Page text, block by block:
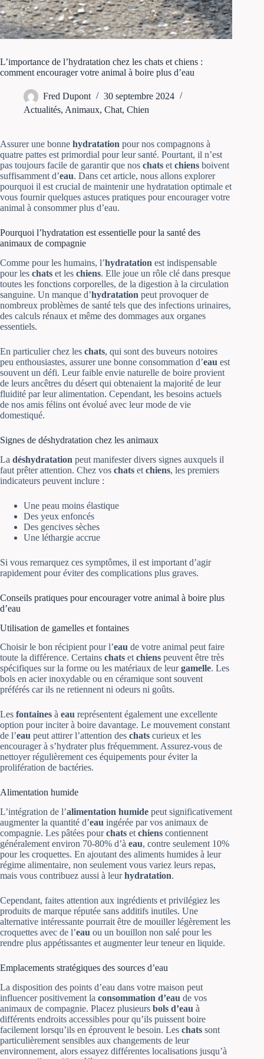
L’importance de l’hydratation chez les chats et chiens :
comment encourager votre animal à boire plus d’eau
Fred Dupont
30 septembre 2024
Actualités, Animaux, Chat, Chien
Assurer une bonne hydratation pour nos compagnons à
quatre pattes est primordial pour leur santé. Pourtant, il n’est
pas toujours facile de garantir que nos chats et chiens boivent
suffisamment d’eau. Dans cet article, nous allons explorer
pourquoi il est crucial de maintenir une hydratation optimale et
vous fournir quelques astuces pratiques pour encourager votre
animal à consommer plus d’eau.
Pourquoi l’hydratation est essentielle pour la santé des
animaux de compagnie
Comme pour les humains, l’hydratation est indispensable
pour les chats et les chiens. Elle joue un rôle clé dans presque
toutes les fonctions corporelles, de la digestion à la circulation
sanguine. Un manque d’hydratation peut provoquer de
nombreux problèmes de santé tels que des infections urinaires,
des calculs rénaux et même des dommages aux organes
essentiels.
En particulier chez les chats, qui sont des buveurs notoires
peu enthousiastes, assurer une bonne consommation d’eau est
souvent un défi. Leur faible envie naturelle de boire provient
de leurs ancêtres du désert qui obtenaient la majorité de leur
fluidité par leur alimentation. Cependant, les besoins actuels
de nos amis félins ont évolué avec leur mode de vie
domestiqué.
Signes de déshydratation chez les animaux
La déshydratation peut manifester divers signes auxquels il
faut prêter attention. Chez vos chats et chiens, les premiers
indicateurs peuvent inclure :
Une peau moins élastique
Des yeux enfoncés
Des gencives sèches
Une léthargie accrue
Si vous remarquez ces symptômes, il est important d’agir
rapidement pour éviter des complications plus graves.
Conseils pratiques pour encourager votre animal à boire plus
d’eau
Utilisation de gamelles et fontaines
Choisir le bon récipient pour l’eau de votre animal peut faire
toute la différence. Certains chats etchiens peuvent être très
spécifiques sur la forme ou les matériaux de leurgamelle. Les
bols en acier inoxydable ou en céramique sont souvent
préférés car ils ne retiennent ni odeurs ni goûts.
Les fontaines à eau représentent également une excellente
option pour inciter à boire davantage. Le mouvement constant
de l’eau peut attirer l’attention des chats curieux et les
encourager à s’hydrater plus fréquemment. Assurez-vous de
nettoyer régulièrement ces équipements pour éviter la
prolifération de bactéries.
Alimentation humide
L’intégration de l’alimentation humide peut significativement
augmenter la quantité d’eau ingérée par vos animaux de
compagnie. Les pâtées pourchats et chiens contiennent
généralement environ 70-80% d’à eau, contre seulement 10%
pour les croquettes. En ajoutant des aliments humides à leur
régime alimentaire, non seulement vous variez leurs repas,
mais vous contribuez aussi à leurhydratation.
Cependant, faites attention aux ingrédients et privilégiez les
produits de marque réputée sans additifs inutiles. Une
alternative intéressante pourrait être de mouiller légèrement les
croquettes avec de l’eau ou un bouillon non salé pour les
rendre plus appétissantes et augmenter leur teneur en liquide.
Emplacements stratégiques des sources d’eau
La disposition des points d’eau dans votre maison peut
influencer positivement la consommation d’eau de vos
animaux de compagnie. Placez plusieurs bols d’eau à
différents endroits accessibles pour qu’ils puissent boire
facilement lorsqu’ils en éprouvent le besoin. Les chats sont
particulièrement sensibles aux changements de leur
environnement, alors essayez différentes localisations jusqu’à